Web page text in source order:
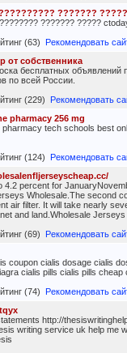
??????? ?????
??????? ?????
(63) Рекомендовать
от собственника
бесплатных объявлений
по всей России.
(229) Рекомендовать
pharmacy 256 mg
pharmacy tech schools best
(124) Рекомендовать
4.2 percent for
Wholesale.The second
air filter. It will take nearly
and land.Wholesale
(69) Рекомендовать
coupon cialis dosage cialis
cialis pills cialis pills cheap
(74) Рекомендовать
http://
writing service uk help me